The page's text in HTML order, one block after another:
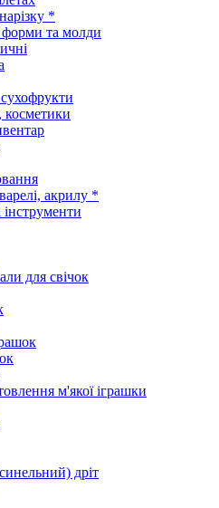
*
форми та молди
акрилу *
для свічок
м'якої іграшки
дріт